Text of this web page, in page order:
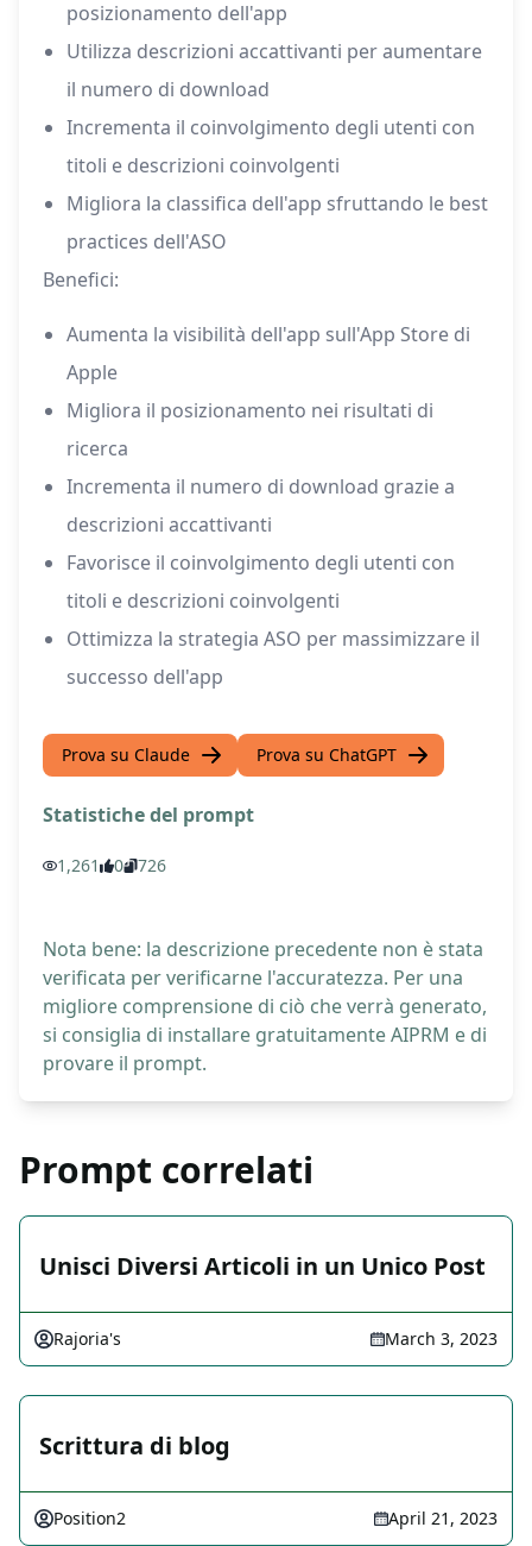
posizionamento dell'app
Utilizza descrizioni accattivanti per aumentare
il numero di download
Incrementa il coinvolgimento degli utenti con
titoli e descrizioni coinvolgenti
Migliora la classifica dell'app sfruttando le best
practices dell'ASO
Benefici:
Aumenta la visibilità dell'app sull'App Store di
Apple
Migliora il posizionamento nei risultati di
ricerca
Incrementa il numero di download grazie a
descrizioni accattivanti
Favorisce il coinvolgimento degli utenti con
titoli e descrizioni coinvolgenti
Ottimizza la strategia ASO per massimizzare il
successo dell'app
Prova su Claude Prova su ChatGPT
Statistiche del prompt
1,261 0 726
Nota bene: la descrizione precedente non è stata
verificata per verificarne l'accuratezza. Per una
migliore comprensione di ciò che verrà generato,
si consiglia di installare gratuitamente AIPRM e di
provare il prompt.
Prompt correlati
Unisci Diversi Articoli in un Unico Post
Rajoria's March 3, 2023
Scrittura di blog
Position2 April 21, 2023